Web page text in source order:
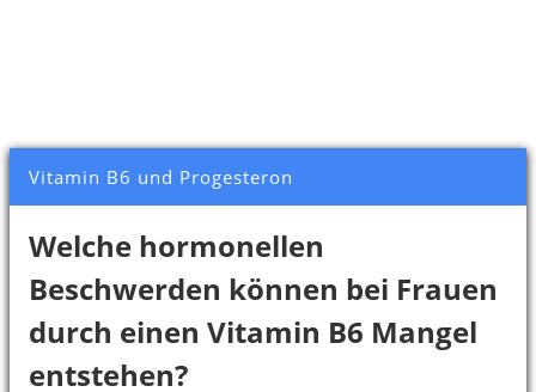
Vitamin B6 und Progesteron
Welche hormonellen
Beschwerden können bei Frauen
durch einen Vitamin B6 Mangel
entstehen?